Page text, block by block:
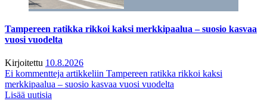
Tampereen ratikka rikkoi kaksi merkkipaalua – suosio kasvaa
vuosi vuodelta
Kirjoitettu 10.8.2026
Ei kommentteja artikkeliin Tampereen ratikka rikkoi kaksi
merkkipaalua – suosio kasvaa vuosi vuodelta
Lisää uutisia